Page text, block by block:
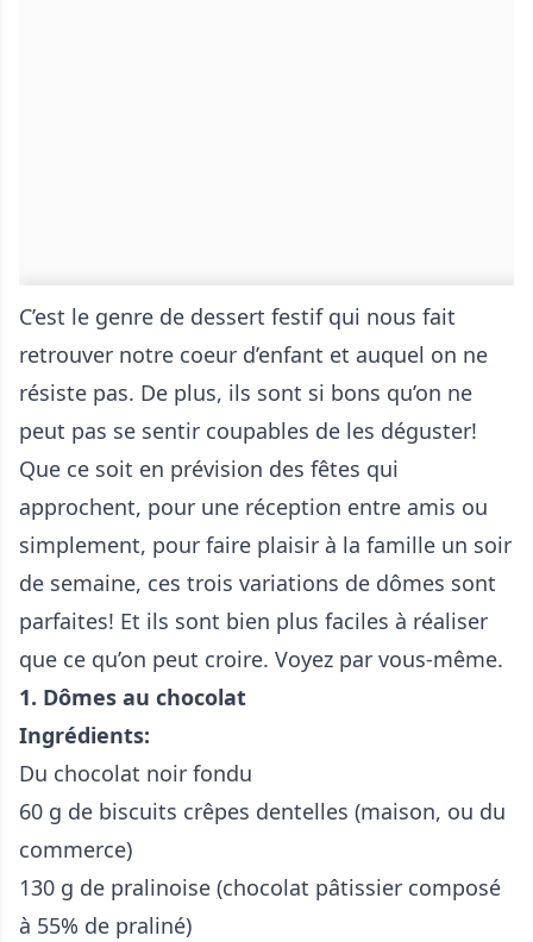
C’est le genre de dessert festif qui nous fait
retrouver notre coeur d’enfant et auquel on ne
résiste pas. De plus, ils sont si bons qu’on ne
peut pas se sentir coupables de les déguster!
Que ce soit en prévision des fêtes qui
approchent, pour une réception entre amis ou
simplement, pour faire plaisir à la famille un soir
de semaine, ces trois variations de dômes sont
parfaites! Et ils sont bien plus faciles à réaliser
que ce qu’on peut croire. Voyez par vous-même.
1. Dômes au chocolat
Ingrédients:
Du chocolat noir fondu
60 g de biscuits crêpes dentelles (maison, ou du
commerce)
130 g de pralinoise (chocolat pâtissier composé
à 55% de praliné)